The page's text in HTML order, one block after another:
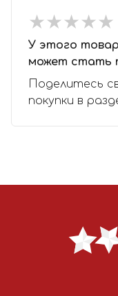
★★★★★
★★★★★
У этого
может стать
Поделитесь
покупки в